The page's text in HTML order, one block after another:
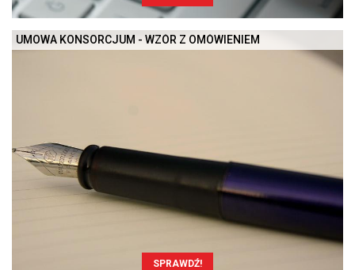
UMOWA KONSORCJUM - WZÓR Z OMÓWIENIEM
SPRAWDŹ!